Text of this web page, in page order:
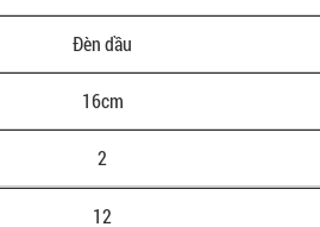
Đèn dầu
16cm
2
12